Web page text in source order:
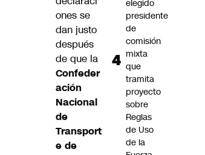
ones se
dan justo
después
de que la
Confeder
ación
Nacional
de
Transport
e de
elegido
presidente
de
comisión
mixta
que
tramita
proyecto
sobre
Reglas
de Uso
de la